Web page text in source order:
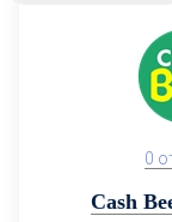
0
Cash